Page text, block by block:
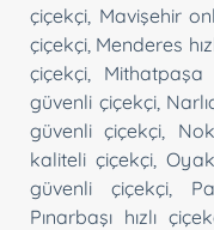
çiçekçi Mavişehir
çiçekçi Menderes
çiçekçi
güvenli çiçekçi,
güvenli çiçekçi
kaliteli çiçekçi ,
güvenli çiçekçi
Pınarbaşı hızlı